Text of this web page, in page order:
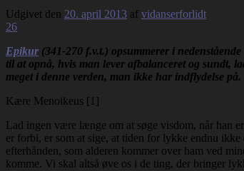
Udgivet den 20. april 2013 af vidanserforlidt
26
Epikur(341-270 f.v.t.) opsummerer i
til at opnå, hvis man lever afbalanceret og sundt,
meget i denne verden, man ikke har indflydelse på.
Kære Menoikeus [1]
Lad ingen være længe om at søge visdom, når han
er forbi, er som at sige, at tiden for lykke endnu
efterhånden, som alderen kommer over ham ved
komme. Vi skal altså øve os i de ting, der bringer